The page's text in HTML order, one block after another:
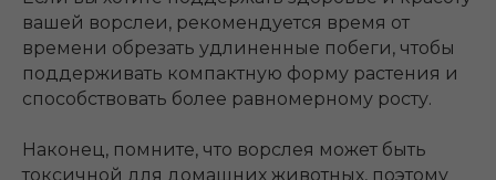
вашей ворслеи, рекомендуется время от
времени обрезать удлиненные побеги, чтобы
поддерживать компактную форму растения и
способствовать более равномерному росту.
Наконец, помните, что ворслея может быть
токсичной для домашних животных, поэтому